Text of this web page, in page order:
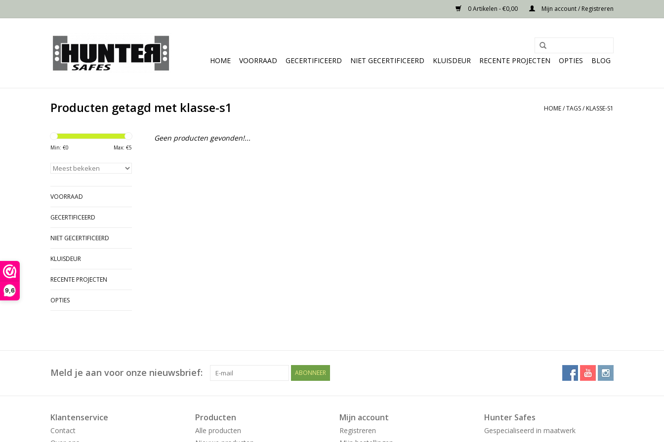
9,6
0 Artikelen - €0,00 Mijn account / Registreren
HOME VOORRAAD GECERTIFICEERD NIET GECERTIFICEERD KLUISDEUR RECENTE PROJECTEN OPTIES BLOG
Producten getagd met klasse-s1 HOME/TAGS/ KLASSE-S1
Min: €0 Max: €5
VOORRAAD
GECERTIFICEERD
NIET GECERTIFICEERD
KLUISDEUR
RECENTE PROJECTEN
OPTIES
Geen producten gevonden!...
Meld je aan voor onze nieuwsbrief: ABONNEER
Klantenservice
Contact
Producten
Alle producten
Mijn account
Registreren
Hunter Safes
Gespecialiseerd in maatwerk